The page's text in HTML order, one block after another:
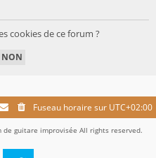
r
cookies de ce forum ?
Fuseau horaire sur UTC+02:00
de guitare improvisée All rights reserved.